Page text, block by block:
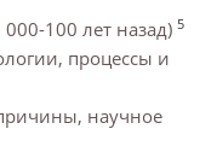
100 лет назад) 5
процессы и
научное